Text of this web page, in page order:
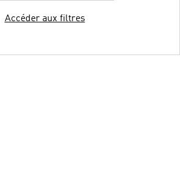
Accéder aux filtres